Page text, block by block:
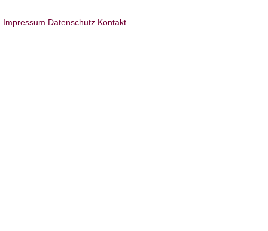
Impressum Datenschutz Kontakt